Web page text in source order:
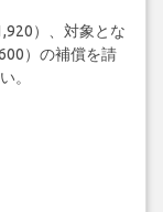
）、対象とな
）の補償を請
。